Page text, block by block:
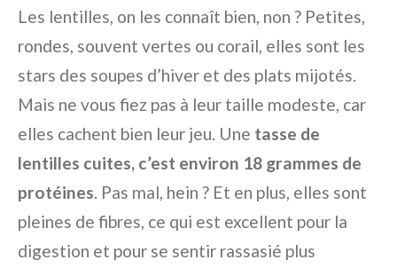
Les lentilles, on les connaît bien, non ? Petites,
rondes, souvent vertes ou corail, elles sont les
stars des soupes d’hiver et des plats mijotés.
Mais ne vous fiez pas à leur taille modeste, car
elles cachent bien leur jeu. Une tasse de
lentilles cuites, c’est environ 18 grammes de
protéines . Pas mal, hein ? Et en plus, elles sont
pleines de fibres, ce qui est excellent pour la
digestion et pour se sentir rassasié plus